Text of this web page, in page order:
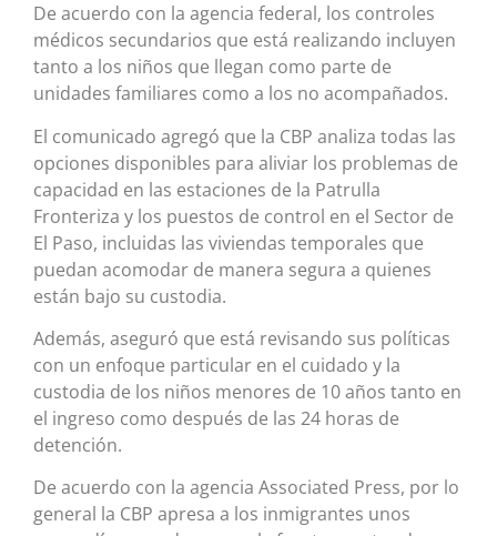
De acuerdo con la agencia federal, los controles
médicos secundarios que está realizando incluyen
tanto a los niños que llegan como parte de
unidades familiares como a los no acompañados.
El comunicado agregó que la CBP analiza todas las
opciones disponibles para aliviar los problemas de
capacidad en las estaciones de la Patrulla
Fronteriza y los puestos de control en el Sector de
El Paso, incluidas las viviendas temporales que
puedan acomodar de manera segura a quienes
están bajo su custodia.
Además, aseguró que está revisando sus políticas
con un enfoque particular en el cuidado y la
custodia de los niños menores de 10 años tanto en
el ingreso como después de las 24 horas de
detención.
De acuerdo con la agencia Associated Press, por lo
general la CBP apresa a los inmigrantes unos